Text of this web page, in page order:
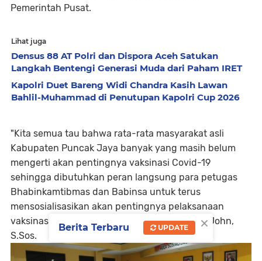
Pemerintah Pusat.
Lihat juga
Densus 88 AT Polri dan Dispora Aceh Satukan
Langkah Bentengi Generasi Muda dari Paham IRET
Kapolri Duet Bareng Widi Chandra Kasih Lawan
Bahlil-Muhammad di Penutupan Kapolri Cup 2026
"Kita semua tau bahwa rata-rata masyarakat asli
Kabupaten Puncak Jaya banyak yang masih belum
mengerti akan pentingnya vaksinasi Covid-19
sehingga dibutuhkan peran langsung para petugas
Bhabinkamtibmas dan Babinsa untuk terus
mensosialisasikan akan pentingnya pelaksanaan
vaksinasi Covid-19 ini," terang Kompol Irianto John,
S.Sos.
×
Berita Terbaru UPDATE